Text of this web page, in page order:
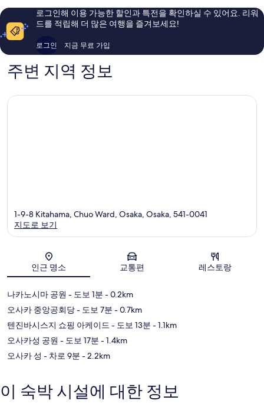
해
이
용
2,812
해
요,
로그인해 이용 가능한 할인과 특전을 확인하실 수 있어요. 리워
드를 적립해 더 많은 여행을 즐겨보세요!
로그인 지금 무료 가입
주변 지역 정보
지도
1-9-8 Kitahama, Chuo Ward, Osaka, Osaka, 541-0041
지도로 보기
인근 명소 교통편 레스토랑
나카노시마 공원 - 도보 1분 - 0.2km
오사카 중앙공회당- 도보 7분 - 0.7km
텐진바시스지 쇼핑 아케이드 - 도보 13분 - 1.1km
오사카성 공원 - 도보 17분 - 1.4km
오사카 성 - 차로 9분 - 2.2km
이 숙박 시설에 대한 정보